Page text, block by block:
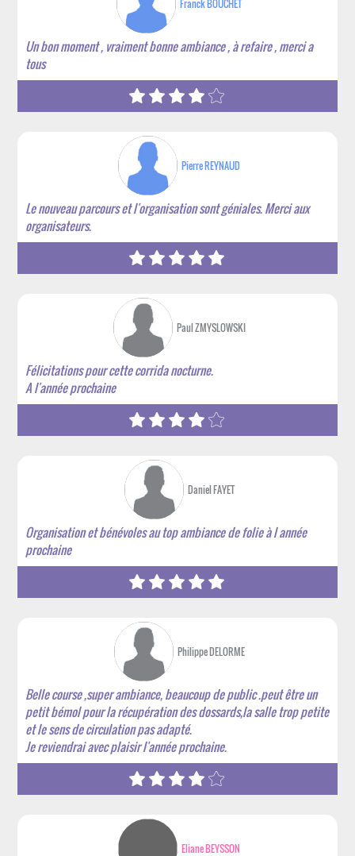
Franck BOUCHET
Un bon moment , vraiment bonne ambiance , à refaire , merci a
tous
Pierre REYNAUD
Le nouveau parcours et l'organisation sont géniales. Merci aux
organisateurs.
Paul ZMYSLOWSKI
Félicitations pour cette corrida nocturne.
A l'année prochaine
Daniel FAYET
Organisation et bénévoles au top ambiance de folie à l année
prochaine
Philippe DELORME
Belle course ,super ambiance, beaucoup de public .peut être un
petit bémol pour la récupération des dossards,la salle trop petite
et le sens de circulation pas adapté.
Je reviendrai avec plaisir l'année prochaine.
Eliane BEYSSON